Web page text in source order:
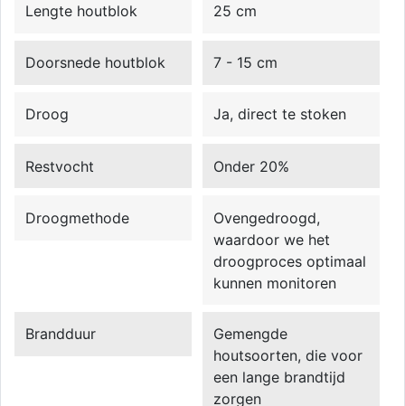
Lengte houtblok 25 cm
Doorsnede houtblok 7 - 15 cm
Droog Ja, direct te stoken
Restvocht Onder 20%
Droogmethode
Ovengedroogd,
waardoor we het
droogproces optimaal
kunnen monitoren
Brandduur
Gemengde
houtsoorten, die voor
een lange brandtijd
zorgen